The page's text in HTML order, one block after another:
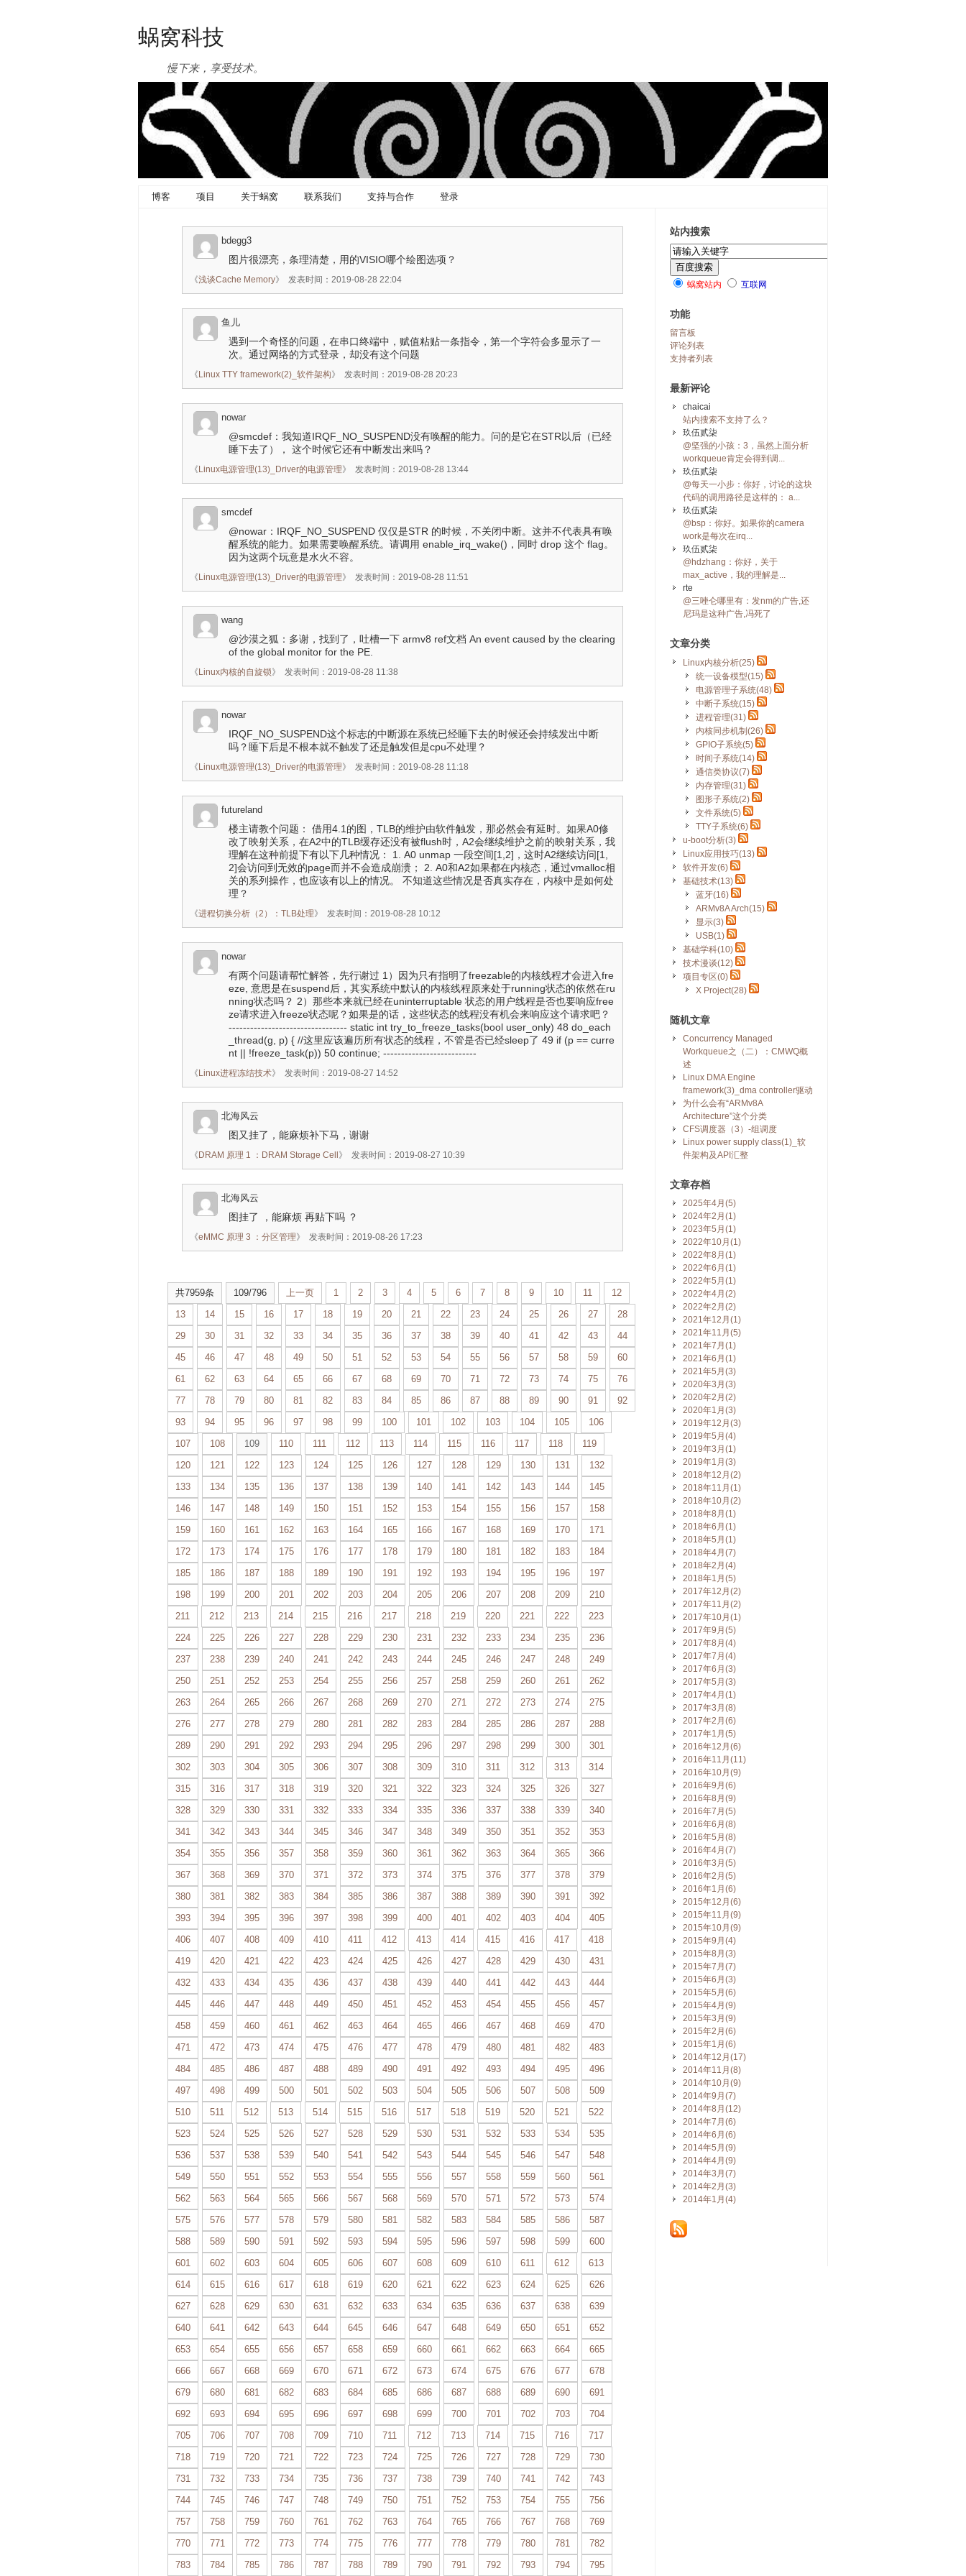
蜗窝科技
慢下来，享受技术。
博客 项目 关于蜗窝 联系我们 支持与合作 登录
bdegg3
图片很漂亮，条理清楚，用的VISIO哪个绘图选项？
《浅谈Cache Memory》 发表时间：2019-08-28 22:04
鱼儿
遇到一个奇怪的问题，在串口终端中，赋值粘贴一条指令，第一个字符会多显示了一
次。通过网络的方式登录，却没有这个问题
《 Linux TTY framework(2)_软件架构》 发表时间：2019-08-28 20:23
nowar
@smcdef：我知道IRQF_NO_SUSPEND没有唤醒的能力。问的是它在STR以后（已经
睡下去了）， 这个时候它还有中断发出来吗？
《 Linux电源管理(13)_Driver的电源管理》 发表时间：2019-08-28 13:44
smcdef
@nowar：IRQF_NO_SUSPEND 仅仅是STR 的时候，不关闭中断。这并不代表具有唤
醒系统的能力。如果需要唤醒系统。请调用 enable_irq_wake()，同时 drop 这个 flag。
因为这两个玩意是水火不容。
《 Linux电源管理(13)_Driver的电源管理》 发表时间：2019-08-28 11:51
wang
@沙漠之狐：多谢，找到了，吐槽一下 armv8 ref文档 An event caused by the clearing
of the global monitor for the PE.
《 Linux内核的自旋锁》 发表时间：2019-08-28 11:38
nowar
IRQF_NO_SUSPEND这个标志的中断源在系统已经睡下去的时候还会持续发出中断
吗？睡下后是不根本就不触发了还是触发但是cpu不处理？
《 Linux电源管理(13)_Driver的电源管理》 发表时间：2019-08-28 11:18
futureland
楼主请教个问题： 借用4.1的图，TLB的维护由软件触发，那必然会有延时。如果A0修
改了映射关系，在A2中的TLB缓存还没有被flush时，A2会继续维护之前的映射关系，我
理解在这种前提下有以下几种情况： 1. A0 unmap 一段空间[1,2]，这时A2继续访问[1,
2]会访问到无效的page而并不会造成崩溃； 2. A0和A2如果都在内核态，通过vmalloc相
关的系列操作，也应该有以上的情况。 不知道这些情况是否真实存在，内核中是如何处
理？
《进程切换分析（2）：TLB处理》 发表时间：2019-08-28 10:12
nowar
有两个问题请帮忙解答，先行谢过 1）因为只有指明了freezable的内核线程才会进入fre
eze, 意思是在suspend后，其实系统中默认的内核线程原来处于running状态的依然在ru
nning状态吗？ 2）那些本来就已经在uninterruptable 状态的用户线程是否也要响应free
ze请求进入freeze状态呢？如果是的话，这些状态的线程没有机会来响应这个请求吧？
--------------------------------- static int try_to_freeze_tasks(bool user_only) 48 do_each
_thread(g, p) { //这里应该遍历所有状态的线程，不管是否已经sleep了 49 if (p == curre
nt || !freeze_task(p)) 50 continue; --------------------------
《 Linux进程冻结技术》 发表时间：2019-08-27 14:52
北海风云
图又挂了，能麻烦补下马，谢谢
《 DRAM 原理 1 ：DRAM Storage Cell 》 发表时间：2019-08-27 10:39
北海风云
图挂了 ，能麻烦 再贴下吗 ？
《eMMC 原理 3 ：分区管理》 发表时间：2019-08-26 17:23
共7959条 109/796 上一页 1 2 3 4 5 6 7 8 9 10 11
12
13
14 15 16 17 18 19 20 21 22 23 24 25 26 27
28
29
30 31 32 33 34 35 36 37 38 39 40 41 42 43
44
45
46 47 48 49 50 51 52 53 54 55 56 57 58 59
60
61
62 63 64 65 66 67 68 69 70 71 72 73 74 75
76
77
78 79 80 81 82 83 84 85 86 87 88 89 90 91
92
93
94 95 96 97 98 99 100 101 102 103 104 105
106
107
108 109 110 111 112 113 114 115 116 117 118
119
120
121 122 123 124 125 126 127 128 129 130 131
132
133
134 135 136 137 138 139 140 141 142 143 144
145
146
147 148 149 150 151 152 153 154 155 156 157
158
159
160 161 162 163 164 165 166 167 168 169 170
171
172
173 174 175 176 177 178 179 180 181 182 183
184
185
186 187 188 189 190 191 192 193 194 195 196
197
198
199 200 201 202 203 204 205 206 207 208 209
210
211
212 213 214 215 216 217 218 219 220 221 222
223
224
225 226 227 228 229 230 231 232 233 234 235
236
237
238 239 240 241 242 243 244 245 246 247 248
249
250
251 252 253 254 255 256 257 258 259 260 261
262
263
264 265 266 267 268 269 270 271 272 273 274
275
276
277 278 279 280 281 282 283 284 285 286 287
288
289
290 291 292 293 294 295 296 297 298 299 300
301
302
303 304 305 306 307 308 309 310 311 312 313
314
315
316 317 318 319 320 321 322 323 324 325 326
327
328
329 330 331 332 333 334 335 336 337 338 339
340
341
342 343 344 345 346 347 348 349 350 351 352
353
354
355 356 357 358 359 360 361 362 363 364 365
366
367
368 369 370 371 372 373 374 375 376 377 378
379
380
381 382 383 384 385 386 387 388 389 390 391
392
393
394 395 396 397 398 399 400 401 402 403 404
405
406
407 408 409 410 411 412 413 414 415 416 417
418
419
420 421 422 423 424 425 426 427 428 429 430
431
432
433 434 435 436 437 438 439 440 441 442 443
444
445
446 447 448 449 450 451 452 453 454 455 456
457
458
459 460 461 462 463 464 465 466 467 468 469
470
471
472 473 474 475 476 477 478 479 480 481 482
483
484
485 486 487 488 489 490 491 492 493 494 495
496
497
498 499 500 501 502 503 504 505 506 507 508
509
510
511 512 513 514 515 516 517 518 519 520 521
522
523
524 525 526 527 528 529 530 531 532 533 534
535
536
537 538 539 540 541 542 543 544 545 546 547
548
549
550 551 552 553 554 555 556 557 558 559 560
561
562
563 564 565 566 567 568 569 570 571 572 573
574
575
576 577 578 579 580 581 582 583 584 585 586
587
588
589 590 591 592 593 594 595 596 597 598 599
600
601
602 603 604 605 606 607 608 609 610 611 612
613
614
615 616 617 618 619 620 621 622 623 624 625
626
627
628 629 630 631 632 633 634 635 636 637 638
639
640
641 642 643 644 645 646 647 648 649 650 651
652
653
654 655 656 657 658 659 660 661 662 663 664
665
666
667 668 669 670 671 672 673 674 675 676 677
678
679
680 681 682 683 684 685 686 687 688 689 690
691
692
693 694 695 696 697 698 699 700 701 702 703
704
705
706 707 708 709 710 711 712 713 714 715 716
717
718
719 720 721 722 723 724 725 726 727 728 729
730
731
732 733 734 735 736 737 738 739 740 741 742
743
744
745 746 747 748 749 750 751 752 753 754 755
756
757
758 759 760 761 762 763 764 765 766 767 768
769
770
771 772 773 774 775 776 777 778 779 780 781
782
783
784 785 786 787 788 789 790 791 792 793 794 795
站内搜索
蜗窝站内 互联网
功能
留言板
评论列表
支持者列表
最新评论
chaicai
站内搜索不支持了么？
玖伍贰柒
@坚强的小孩：3，虽然上面分析
workqueue肯定会得到调...
玖伍贰柒
@每天一小步：你好，讨论的这块
代码的调用路径是这样的： a...
玖伍贰柒
@bsp：你好。如果你的camera
work是每次在irq...
玖伍贰柒
@hdzhang：你好，关于
max_active，我的理解是...
rte
@三唑仑哪里有：发nm的广告,还
尼玛是这种广告,冯死了
文章分类
Linux内核分析(25)
统一设备模型(15)
电源管理子系统(48)
中断子系统(15)
进程管理(31)
内核同步机制(26)
GPIO子系统(5)
时间子系统(14)
通信类协议(7)
内存管理(31)
图形子系统(2)
文件系统(5)
TTY子系统(6)
u-boot分析(3)
Linux应用技巧(13)
软件开发(6)
基础技术(13)
蓝牙(16)
ARMv8A Arch(15)
显示(3)
USB(1)
基础学科(10)
技术漫谈(12)
项目专区(0)
X Project(28)
随机文章
Concurrency Managed
Workqueue之（二）：CMWQ概
述
Linux DMA Engine
framework(3)_dma controller驱动
为什么会有“ARMv8A
Architecture”这个分类
CFS调度器（3）-组调度
Linux power supply class(1)_软
件架构及API汇整
文章存档
2025年4月(5)
2024年2月(1)
2023年5月(1)
2022年10月(1)
2022年8月(1)
2022年6月(1)
2022年5月(1)
2022年4月(2)
2022年2月(2)
2021年12月(1)
2021年11月(5)
2021年7月(1)
2021年6月(1)
2021年5月(3)
2020年3月(3)
2020年2月(2)
2020年1月(3)
2019年12月(3)
2019年5月(4)
2019年3月(1)
2019年1月(3)
2018年12月(2)
2018年11月(1)
2018年10月(2)
2018年8月(1)
2018年6月(1)
2018年5月(1)
2018年4月(7)
2018年2月(4)
2018年1月(5)
2017年12月(2)
2017年11月(2)
2017年10月(1)
2017年9月(5)
2017年8月(4)
2017年7月(4)
2017年6月(3)
2017年5月(3)
2017年4月(1)
2017年3月(8)
2017年2月(6)
2017年1月(5)
2016年12月(6)
2016年11月(11)
2016年10月(9)
2016年9月(6)
2016年8月(9)
2016年7月(5)
2016年6月(8)
2016年5月(8)
2016年4月(7)
2016年3月(5)
2016年2月(5)
2016年1月(6)
2015年12月(6)
2015年11月(9)
2015年10月(9)
2015年9月(4)
2015年8月(3)
2015年7月(7)
2015年6月(3)
2015年5月(6)
2015年4月(9)
2015年3月(9)
2015年2月(6)
2015年1月(6)
2014年12月(17)
2014年11月(8)
2014年10月(9)
2014年9月(7)
2014年8月(12)
2014年7月(6)
2014年6月(6)
2014年5月(9)
2014年4月(9)
2014年3月(7)
2014年2月(3)
2014年1月(4)